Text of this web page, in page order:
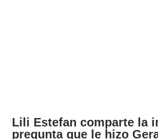
Lili Estefan comparte la
pregunta que le hizo